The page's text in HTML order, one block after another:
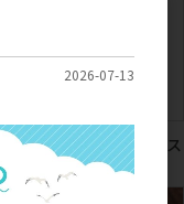
モエド もこもこレギンス
2,300円
2026-07-13